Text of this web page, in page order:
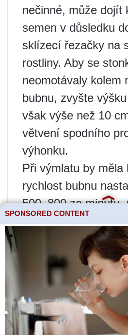
nečinné, může dojít
semen v důsledku
sklízecí řezačky na
rostliny. Aby se
neomotávaly kolem
bubnu, zvyšte
však výše než 10
větvení spodního
výhonku.
Při výmlatu by měla
rychlost bubnu
500–800 za minutu.
horního síta jsou
7–8 mm a
SPONSORED CONTENT